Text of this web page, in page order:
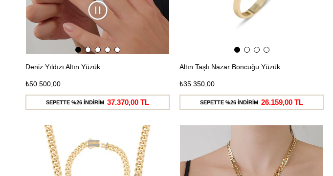
Deniz Yıldızı Altın Yüzük
₺50.500,00
SEPETTE %26 İNDİRİM 37.370,00 TL
Altın Taşlı Nazar Boncuğu Yüzük
₺35.350,00
SEPETTE %26 İNDİRİM 26.159,00 TL
Ücretsiz
Kargo
Ücretsiz
Kargo